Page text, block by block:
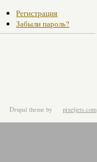
Регистрация
Забыли пароль?
Drupal theme by pixeljets.com